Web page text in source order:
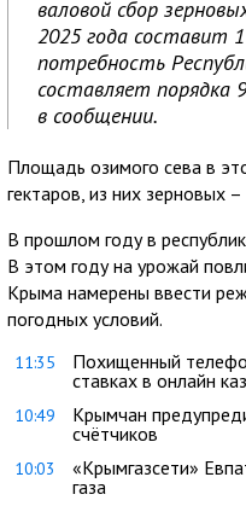
валовой сбор
2025 года составит
потребность
составляет порядка
в сообщении.
Площадь озимого сева в
гектаров, из них зерновых
В прошлом году в
В этом году на урожай
Крыма намерены ввести
погодных условий.
11:35
Похищенный
ставках в онлайн
10:49
Крымчан
счётчиков
10:03
«Крымгазсети»
газа